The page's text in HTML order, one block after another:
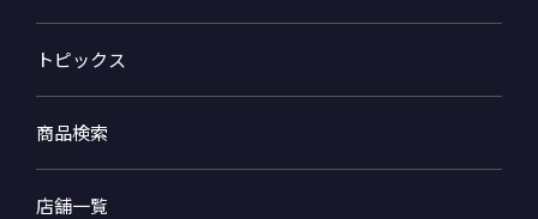
トピックス
商品検索
店舗一覧